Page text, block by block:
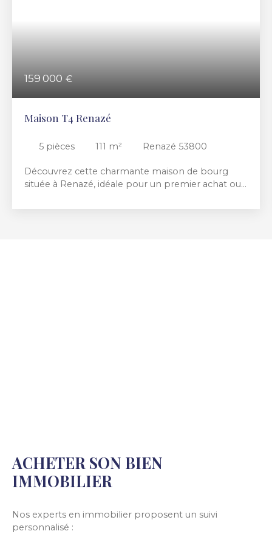
159 000 €
Maison T4 Renazé
5 pièces 111 m² Renazé 53800
Découvrez cette charmante maison de bourg
située à Renazé, idéale pour un premier achat ou
chaussée : un salon-séjour, une cuisine équipée,
ACHETER SON BIEN
IMMOBILIER
Nos experts en immobilier proposent un suivi
personnalisé :